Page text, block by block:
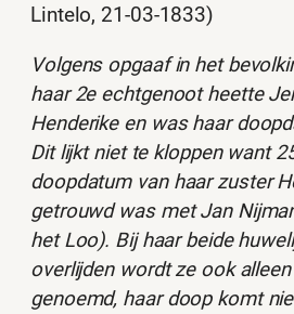
Lintelo, 21-03-1833)
Volgens opgaaf in het
haar 2e echtgenoot heette
Henderike en was haar
Dit lijkt niet te kloppen want
doopdatum van haar zuster
getrouwd was met Jan
het Loo). Bij haar beide
overlijden wordt ze ook
genoemd, haar doop komt